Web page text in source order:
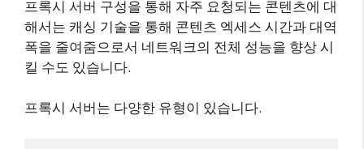
프록시 서버 구성을 통해 자주 요청되는 콘텐츠에 대
해서는 캐싱 기술을 통해 콘텐츠 엑세스 시간과 대역
폭을 줄여줌으로서 네트워크의 전체 성능을 향상 시
킬 수도 있습니다.
프록시 서버는 다양한 유형이 있습니다.